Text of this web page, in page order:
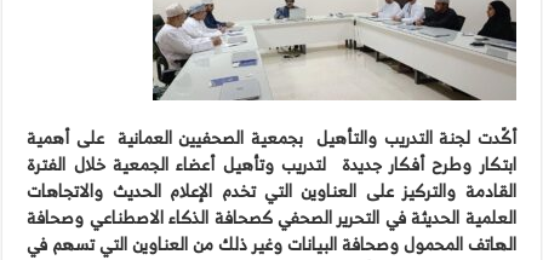
أكّدت لجنة التدريب والتأهيل بجمعية الصحفيين العمانية على أهمية
ابتكار وطرح أفكار جديدة لتدريب وتأهيل أعضاء الجمعية خلال الفترة
القادمة والتركيز على العناوين التي تخدم الإعلام الحديث والاتجاهات
العلمية الحديثة في التحرير الصحفي كصحافة الذكاء الاصطناعي وصحافة
الهاتف المحمول وصحافة البيانات وغير ذلك من العناوين التي تسهم في